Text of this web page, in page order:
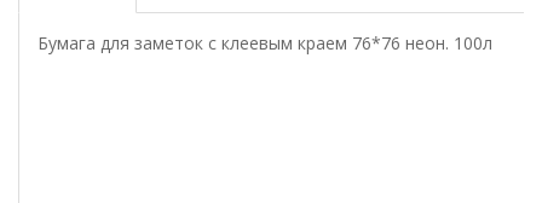
Бумага для заметок с клеевым краем 76*76 неон. 100л